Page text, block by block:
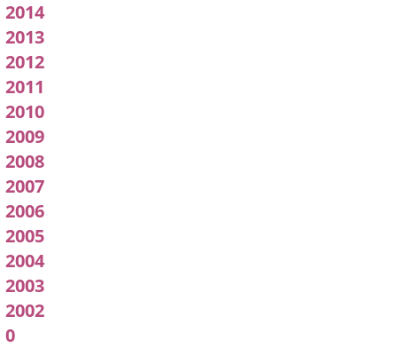
2014
2013
2012
2011
2010
2009
2008
2007
2006
2005
2004
2003
2002
0